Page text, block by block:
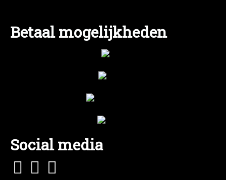
Betaal mogelijkheden
Social media